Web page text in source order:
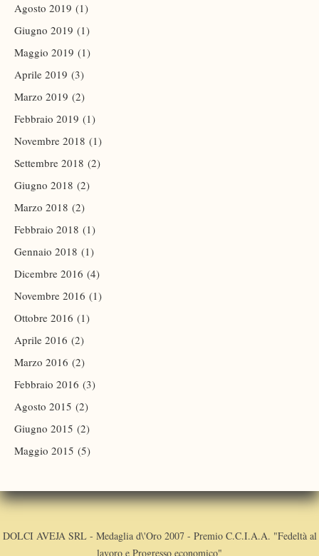
Agosto 2019 (1)
Giugno 2019 (1)
Maggio 2019 (1)
Aprile 2019 (3)
Marzo 2019 (2)
Febbraio 2019 (1)
Novembre 2018 (1)
Settembre 2018 (2)
Giugno 2018 (2)
Marzo 2018 (2)
Febbraio 2018 (1)
Gennaio 2018 (1)
Dicembre 2016 (4)
Novembre 2016 (1)
Ottobre 2016 (1)
Aprile 2016 (2)
Marzo 2016 (2)
Febbraio 2016 (3)
Agosto 2015 (2)
Giugno 2015 (2)
Maggio 2015 (5)
DOLCI AVEJA SRL - Medaglia d\'Oro 2007 - Premio C.C.I.A.A. "Fedeltà al
lavoro e Progresso economico"